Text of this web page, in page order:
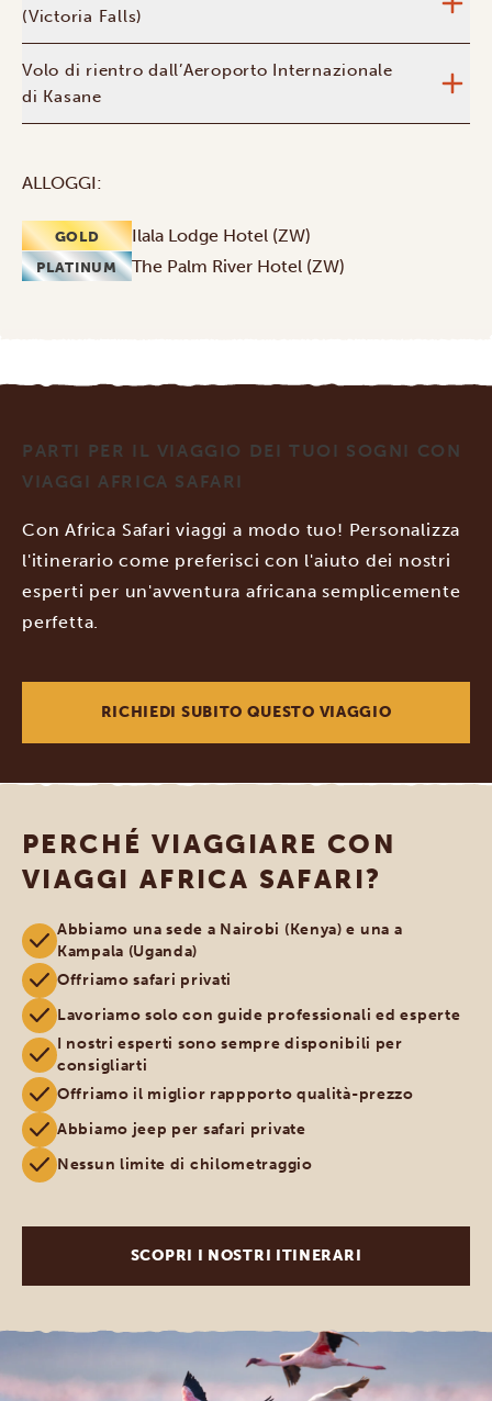
(Victoria Falls)
Volo di rientro dall’Aeroporto Internazionale
di Kasane
ALLOGGI:
GOLD Ilala Lodge Hotel (ZW)
PLATINUM The Palm River Hotel (ZW)
PARTI PER IL VIAGGIO DEI TUOI SOGNI CON
VIAGGI AFRICA SAFARI
Con Africa Safari viaggi a modo tuo! Personalizza
l'itinerario come preferisci con l'aiuto dei nostri
esperti per un'avventura africana semplicemente
perfetta.
RICHIEDI SUBITO QUESTO VIAGGIO
PERCHÉ VIAGGIARE CON
VIAGGI AFRICA SAFARI?
Abbiamo una sede a Nairobi (Kenya) e una a
Kampala (Uganda)
Offriamo safari privati
Lavoriamo solo con guide professionali ed esperte
I nostri esperti sono sempre disponibili per
consigliarti
Offriamo il miglior rappporto qualità-prezzo
Abbiamo jeep per safari private
Nessun limite di chilometraggio
SCOPRI I NOSTRI ITINERARI